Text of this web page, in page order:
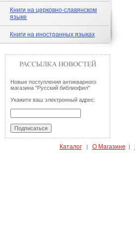
Книги на церковно-славянском
языке
Книги на иностранных языках
Новые поступления антикварного
магазина "Русский библиофил"
Укажите ваш электронный адрес:
Каталог| О Магазине |